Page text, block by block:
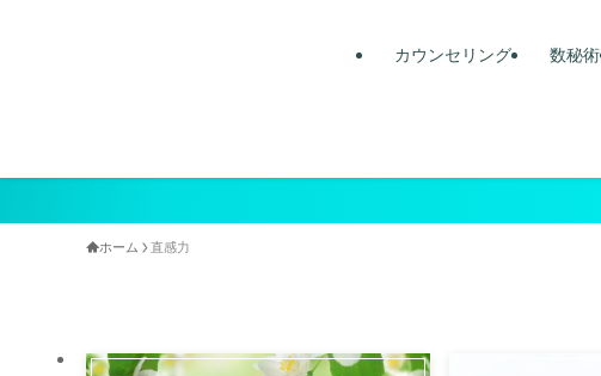
カウンセリング 数秘術
ホーム 直感力